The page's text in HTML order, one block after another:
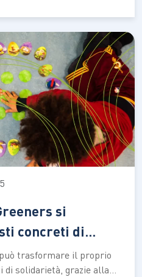
si
concreti di
trasformare il proprio
solidarietà, grazie alla